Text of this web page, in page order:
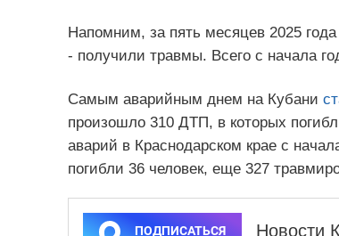
Напомним, за пять месяцев 2025
- получили травмы. Всего с начала
Самым аварийным днем на Кубани
произошло 310 ДТП, в которых
аварий в Краснодарском крае с
погибли 36 человек, еще 327
ПОДПИСАТЬСЯ Новости